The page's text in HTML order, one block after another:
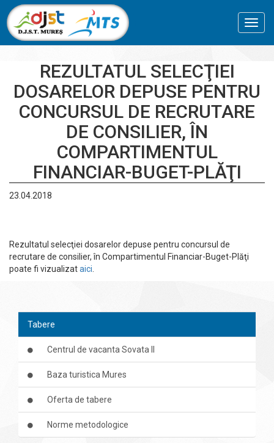
REZULTATUL SELECŢIEI
DOSARELOR DEPUSE PENTRU
CONCURSUL DE RECRUTARE
DE CONSILIER, ÎN
COMPARTIMENTUL
FINANCIAR-BUGET-PLĂŢI
23.04.2018
Rezultatul selecţiei dosarelor depuse pentru concursul de
recrutare de consilier, în Compartimentul Financiar-Buget-Plăţi
poate fi vizualizataici
Tabere
Centrul de vacanta Sovata II
Baza turistica Mures
Oferta de tabere
Norme metodologice